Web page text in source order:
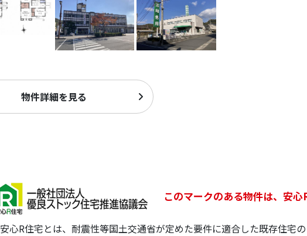
物件詳細を見る
このマークのある物件は、安心
安心R住宅とは、耐震性等国土交通省が定めた要件に適合した既存住宅の